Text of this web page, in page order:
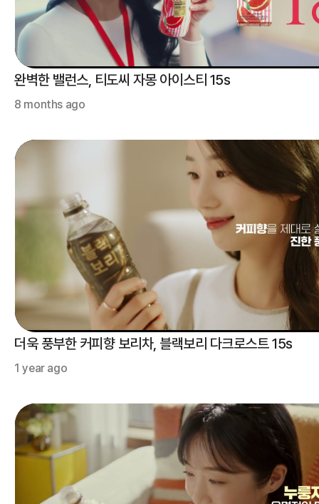
완벽한 밸런스, 티도씨 자몽 아이스티 15s
8 months ago
더욱 풍부한 커피향 보리차, 블랙보리 다크로스트 15s
1 year ago